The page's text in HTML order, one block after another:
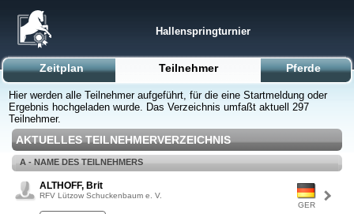
Hallenspringturnier
Zeitplan Teilnehmer Pferde
Hier werden alle Teilnehmer aufgeführt, für die eine Startmeldung oder
Ergebnis hochgeladen wurde. Das Verzeichnis umfaßt aktuell 297
Teilnehmer.
AKTUELLES TEILNEHMERVERZEICHNIS
A - NAME DES TEILNEHMERS
GER
ALTHOFF, Brit
RFV Lützow Schuckenbaum e. V.